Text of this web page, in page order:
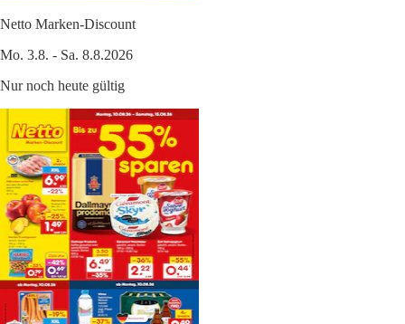
Netto Marken-Discount
Mo. 3.8. - Sa. 8.8.2026
Nur noch heute gültig